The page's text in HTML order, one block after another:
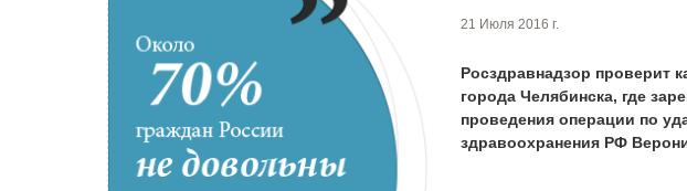
21 Июля 2016 г.
Росздравнадзор проверит
города Челябинска, где
проведения операции по
здравоохранения РФ